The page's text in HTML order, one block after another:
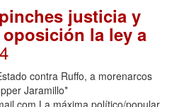
justicia y
la ley a
contra Ruffo, a morenarcos
Jaramillo*